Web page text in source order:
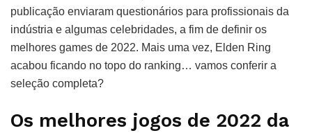
publicação enviaram questionários para profissionais da
indústria e algumas celebridades, a fim de definir os
melhores games de 2022. Mais uma vez, Elden Ring
acabou ficando no topo do ranking… vamos conferir a
seleção completa?
Os melhores jogos de 2022 da